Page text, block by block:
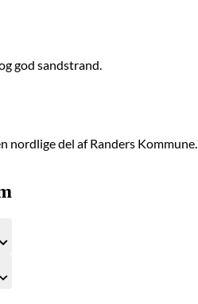
god sandstrand.
nordlige del af Randers Kommune.